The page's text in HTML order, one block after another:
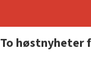
To høstnyheter